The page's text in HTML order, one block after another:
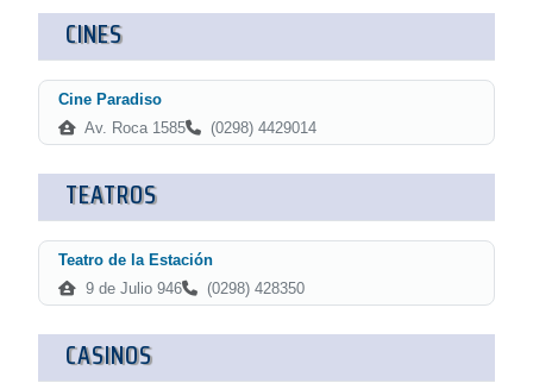
CINES
Cine Paradiso
Av. Roca 1585
(0298) 4429014
TEATROS
Teatro de la Estación
9 de Julio 946
(0298) 428350
CASINOS